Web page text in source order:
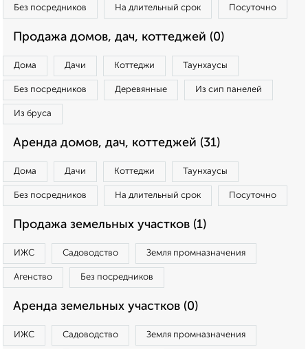
Без посредников На длительный срок Посуточно
Продажа домов, дач, коттеджей (0)
Дома Дачи Коттеджи Таунхаусы
Без посредников Деревянные Из сип панелей
Из бруса
Аренда домов, дач, коттеджей (31)
Дома Дачи Коттеджи Таунхаусы
Без посредников На длительный срок Посуточно
Продажа земельных участков (1)
ИЖС Садоводство Земля промназначения
Агенство Без посредников
Аренда земельных участков (0)
ИЖС Садоводство Земля промназначения